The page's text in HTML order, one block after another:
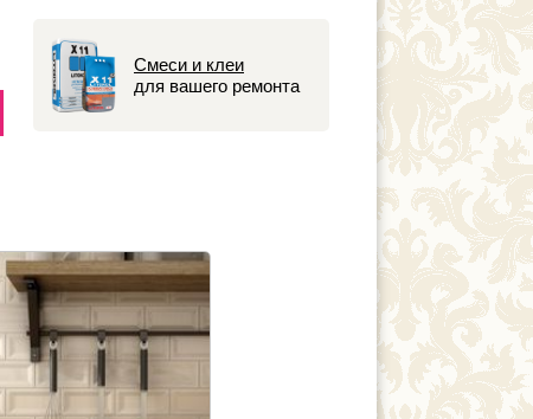
Смеси и клеи
для вашего ремонта